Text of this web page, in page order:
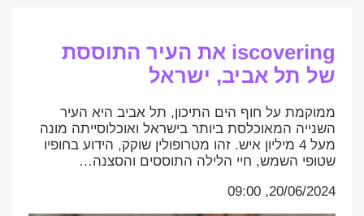
iscovering את העיר התוססת
של תל אביב, ישראל
ממוקמת על חוף הים התיכון, תל אביב היא העיר
השנייה המאוכלסת ביותר בישראל ואוכלוסייתה מונה
מעל 4 מיליון איש. זהו מטרופולין שוקק, הידוע בחופיו
שטופי השמש, חיי הלילה התוססים והסצנה…
20/06/2024, 09:00